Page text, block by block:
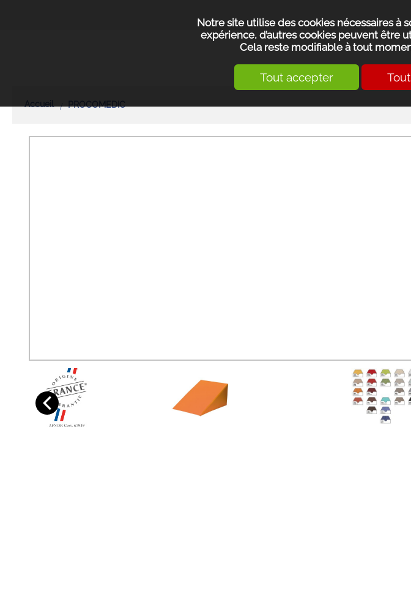
Notre site utilise des cookies nécessaires à
expérience, d’autres cookies peuvent être
Cela reste modifiable à tout
Tout accepter
Accueil PROCOMEDIC